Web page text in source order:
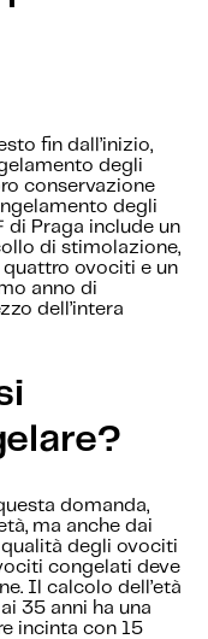
fin dall’inizio,
degli
conservazione
degli
di Praga include un
di stimolazione,
ovociti e un
anno di
dell’intera
domanda,
ma anche dai
degli ovociti
congelati deve
Il calcolo dell’età
35 anni ha una
incinta con 15